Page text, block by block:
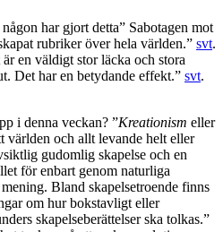
har gjort detta” Sabotagen mot
rubriker över hela världen.” svt.
en väldigt stor läcka och stora
Det har en betydande effekt.” svt.
i denna veckan? ”Kreationism eller
världen och allt levande helt eller
gudomlig skapelse och en
för enbart genom naturliga
Bland skapelsetroende finns
om hur bokstavligt eller
skapelseberättelser ska tolkas.”